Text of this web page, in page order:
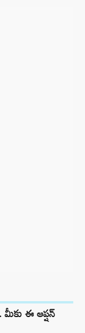
ఈ ఆప్షన్